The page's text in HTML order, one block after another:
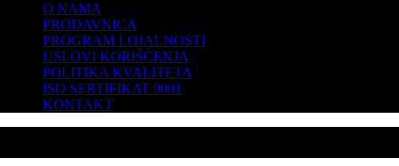
O NAMA
PRODAVNICA
PROGRAM LOJALNOSTI
USLOVI KORIŠĆENJA
POLITIKA KVALITETA
ISO SERTIFIKAT 9001
KONTAKT